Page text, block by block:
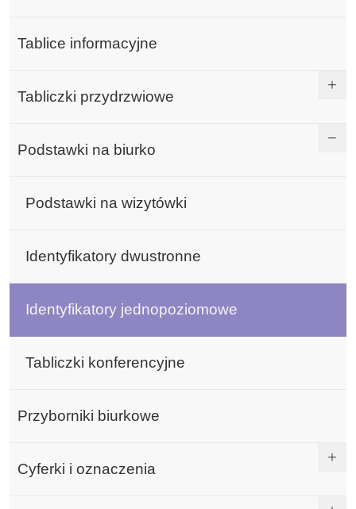
Tablice informacyjne
Tabliczki przydrzwiowe
Podstawki na biurko
Podstawki na wizytówki
Identyfikatory dwustronne
Identyfikatory jednopoziomowe
Tabliczki konferencyjne
Przyborniki biurkowe
Cyferki i oznaczenia